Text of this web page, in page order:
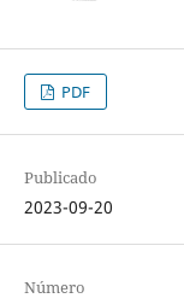
PDF
Publicado
2023-09-20
Número